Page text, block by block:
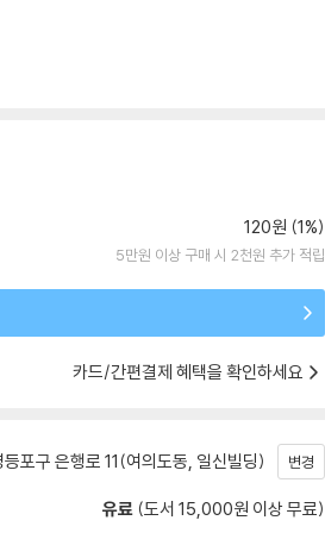
120원 (1%)
5만원 이상 구매 시 2천원 추가 적립
카드/간편결제 혜택을 확인하세요
포구 은행로 11(여의도동, 일신빌딩) 변경
유료 (도서 15,000원 이상 무료)